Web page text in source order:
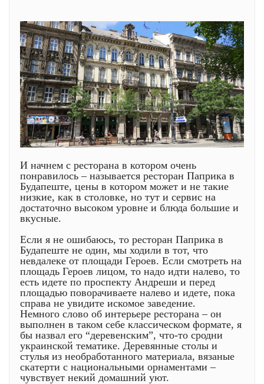
И начнем с ресторана в котором очень
понравилось – называется ресторан Паприка в
Будапеште, цены в котором может и не такие
низкие, как в столовке, но тут и сервис на
достаточно высоком уровне и блюда большие и
вкусные.
Если я не ошибаюсь, то ресторан Паприка в
Будапеште не один, мы ходили в тот, что
невдалеке от площади Героев. Если смотреть на
площадь Героев лицом, то надо идти налево, то
есть идете по проспекту Андреши и перед
площадью поворачиваете налево и идете, пока
справа не увидите искомое заведение.
Немного слово об интерьере ресторана – он
выполнен в таком себе классическом формате, я
бы назвал его “деревенским”, что-то сродни
украинской тематике. Деревянные столы и
стулья из необработанного материала, вязаные
скатерти с национальными орнаментами –
чувствует некий домашний уют.